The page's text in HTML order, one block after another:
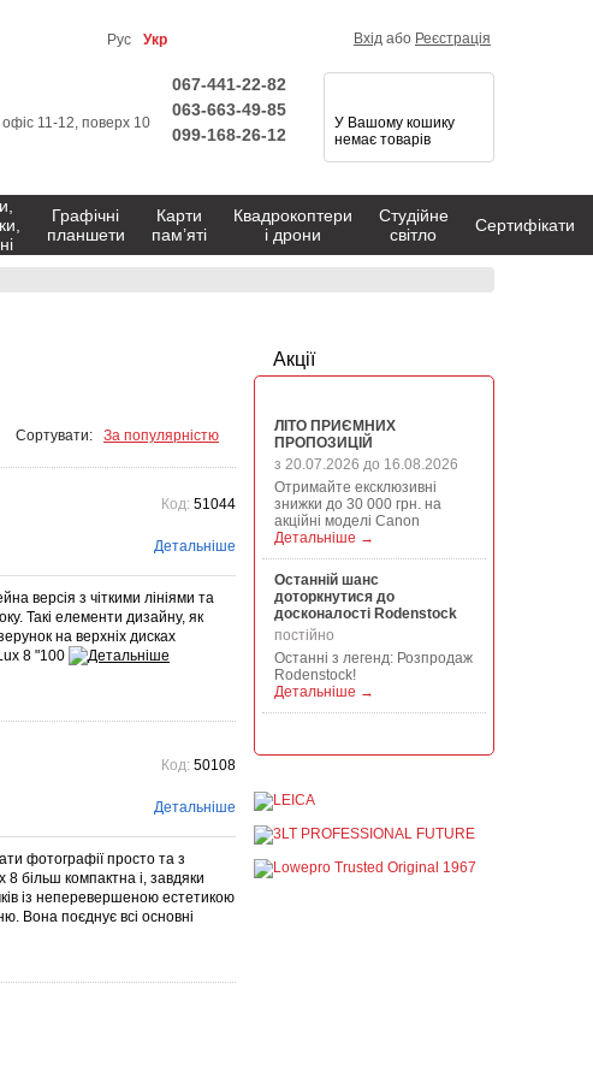
Сортувати: За популярністю
Код: 51044
Детальніше
версія з чіткими лініями та
Такі елементи дизайну, як
на верхніх дисках
8 "100
Код: 50108
Детальніше
фотографії просто та з
більш компактна і, завдяки
із неперевершеною естетикою
Вона поєднує всі основні
Акції
ЛІТО ПРИЄМНИХ
ПРОПОЗИЦІЙ
з 20.07.2026 до 16.08.2026
Отримайте ексклюзивні
знижки до 30 000 грн. на
акційні моделі Canon
Детальніше →
Останній шанс
доторкнутися до
досконалості Rodenstock
постійно
Останні з легенд: Розпродаж
Rodenstock!
Детальніше →
Manfrotto, National
продукції Manfrotto, National
гарантовану знижку від 50 до
Рус Укр Вхідабо Реєстрація
11-12, поверх 10
067-441-22-82
063-663-49-85
099-168-26-12
У Вашому кошику
немає товарів
Графічні
планшети
Карти
пам’яті
Квадрокоптери
і дрони
Студійне
світло
Сертифікати